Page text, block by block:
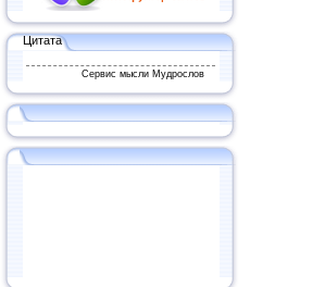
Цитата
Сервис мысли Мудрослов